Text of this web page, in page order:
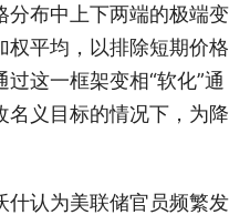
分布中上下两端的极端变
权平均，以排除短期价格
这一框架变相“软化”通
名义目标的情况下，为降
什认为美联储官员频繁发